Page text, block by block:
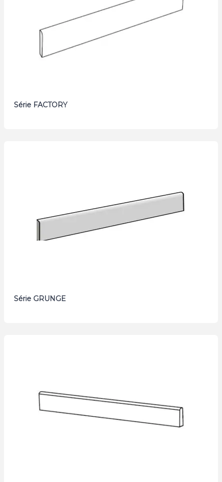
Série FACTORY
Série GRUNGE